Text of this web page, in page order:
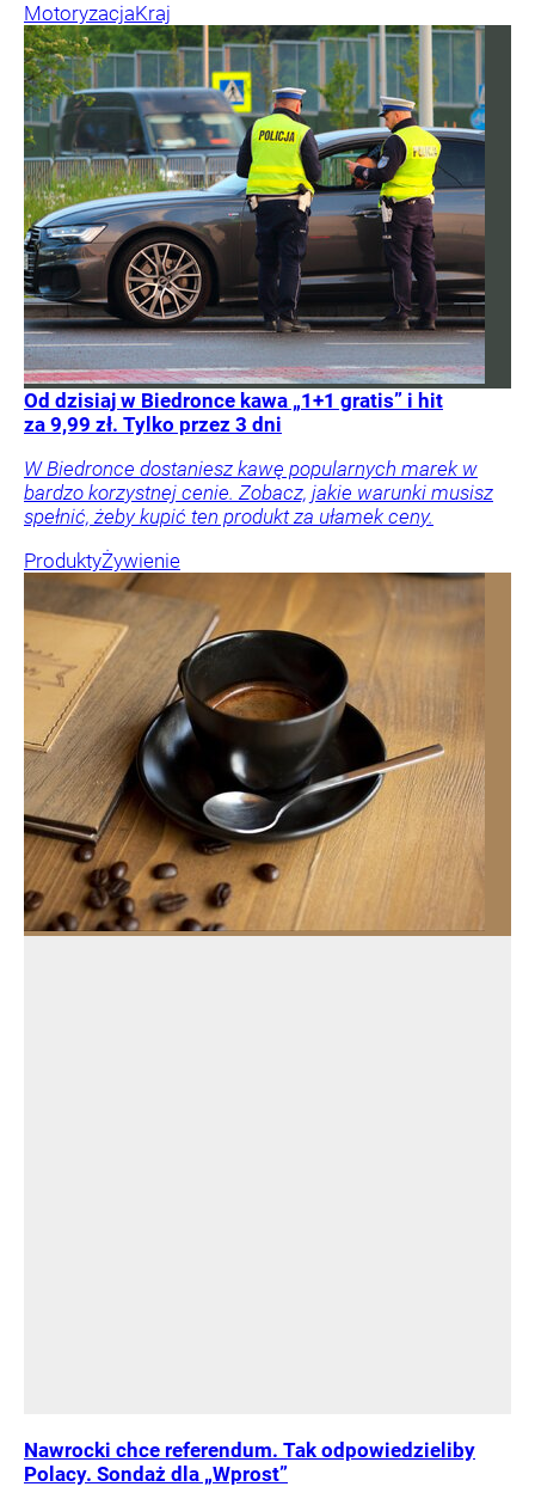
MotoryzacjaKraj
Od dzisiaj w Biedronce kawa „1+1 gratis” i hit
za 9,99 zł. Tylko przez 3 dni
W Biedronce dostaniesz kawę popularnych marek w
bardzo korzystnej cenie. Zobacz, jakie warunki musisz
spełnić, żeby kupić ten produkt za ułamek ceny.
ProduktyŻywienie
Nawrocki chce referendum. Tak odpowiedzieliby
Polacy. Sondaż dla „Wprost”